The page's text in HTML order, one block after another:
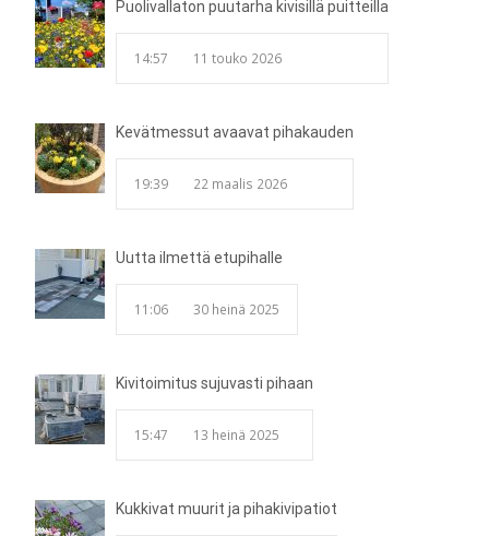
Puolivallaton puutarha kivisillä puitteilla
14:57 11 touko 2026
Kevätmessut avaavat pihakauden
19:39 22 maalis 2026
Uutta ilmettä etupihalle
11:06 30 heinä 2025
Kivitoimitus sujuvasti pihaan
15:47 13 heinä 2025
Kukkivat muurit ja pihakivipatiot